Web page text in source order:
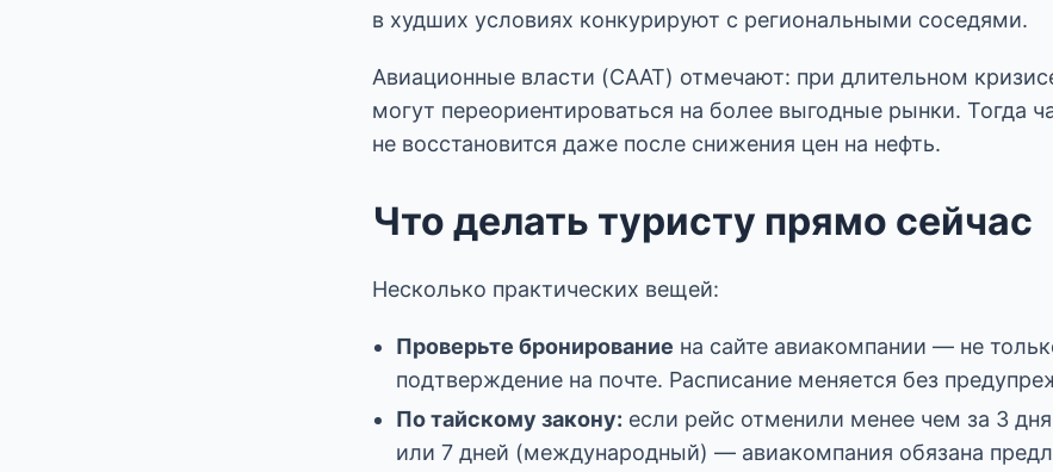
в худших условиях конкурируют с региональными соседями.
Авиационные власти (CAAT) отмечают: при длительном
могут переориентироваться на более выгодные рынки. Тогда
не восстановится даже после снижения цен на нефть.
Что делать туристу прямо сейчас
Несколько практических вещей:
Проверьте бронирование на сайте авиакомпании — не
подтверждение на почте. Расписание меняется без
По тайскому закону: если рейс отменили менее чем за 3
или 7 дней (международный) — авиакомпания обязана